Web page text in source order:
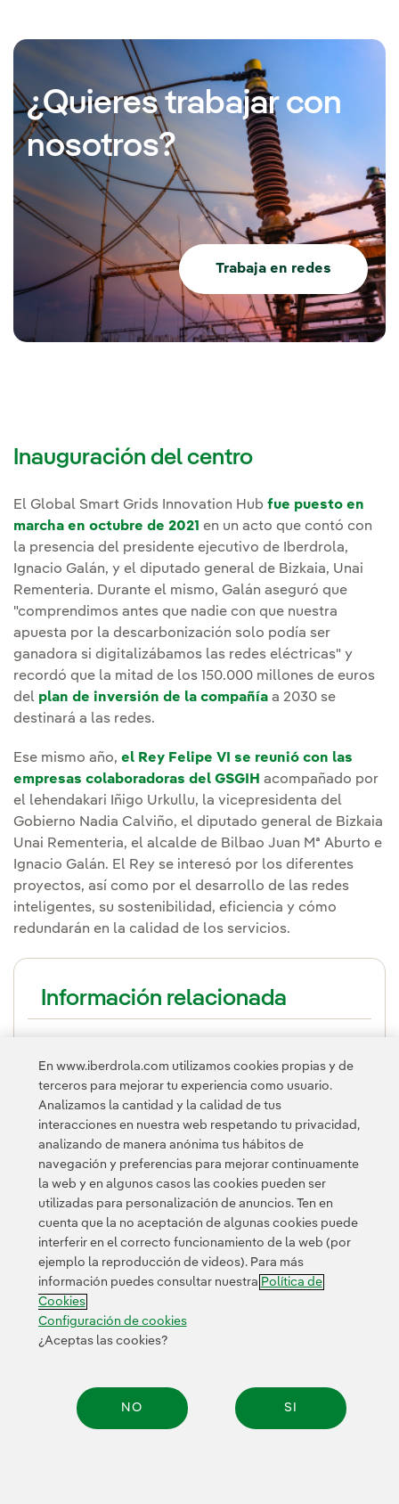
¿Quieres trabajar con
nosotros?
Trabaja en redes
Inauguración del centro
El Global Smart Grids Innovation Hub fue puesto en
marcha en octubre de 2021 en un acto que contó con
la presencia del presidente ejecutivo de Iberdrola,
Ignacio Galán, y el diputado general de Bizkaia, Unai
Rementeria. Durante el mismo, Galán aseguró que
"comprendimos antes que nadie con que nuestra
apuesta por la descarbonización solo podía ser
ganadora si digitalizábamos las redes eléctricas" y
recordó que la mitad de los 150.000 millones de euros
del plan de inversión de la compañía a 2030 se
destinará a las redes.
Ese mismo año, el Rey Felipe VI se reunió con las
empresas colaboradoras del GSGIH acompañado por
el lehendakari Iñigo Urkullu, la vicepresidenta del
Gobierno Nadia Calviño, el diputado general de Bizkaia
Unai Rementeria, el alcalde de Bilbao Juan Mª Aburto e
Ignacio Galán. El Rey se interesó por los diferentes
proyectos, así como por el desarrollo de las redes
inteligentes, su sostenibilidad, eficiencia y cómo
redundarán en la calidad de los servicios.
Información relacionada
Iberdrola y la Diputación Foral de
Bizkaia celebra 5 años con más de 120
empresas y entidades colaboradoras
Iberdrola España y la Diputación Foral
de Bizkaia renuevan su colaboración en
el Hub de redes eléctricas inteligentes
Colaboraremos con BCAM en el
proyecto Innovation Data Space de IA
para optimizar las redes
de Iberdrola en Bilbao
En www.iberdrola.com utilizamos cookies propias y de
terceros para mejorar tu experiencia como usuario.
Analizamos la cantidad y la calidad de tus
interacciones en nuestra web respetando tu privacidad,
analizando de manera anónima tus hábitos de
navegación y preferencias para mejorar continuamente
la web y en algunos casos las cookies pueden ser
utilizadas para personalización de anuncios. Ten en
cuenta que la no aceptación de algunas cookies puede
interferir en el correcto funcionamiento de la web (por
ejemplo la reproducción de videos). Para más
información puedes consultar nuestra Política de
Cookies
Configuración de cookies
¿Aceptas las cookies?
NO SI